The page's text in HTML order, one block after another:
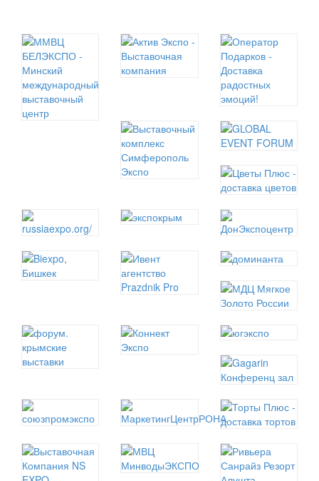
Повседневная верхняя одежда, Спортивная
верхняя одежда Головные уборы, Перчатки,
Шарфы – палантины —...
о ВЫСТАВКЕ
ПРОЖИВАНИЕ